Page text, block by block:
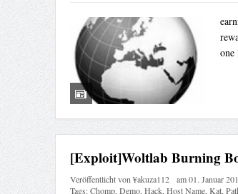
one
[Exploit]Woltlab Burning
Veröffentlicht von¥akuza112 am01. Januar
Tags:Chomp,Demo,Hack,Host Name,Kat,